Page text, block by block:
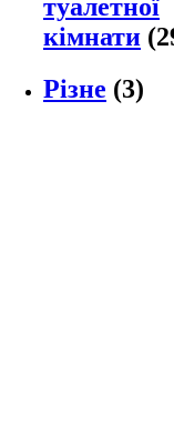
туалетної
кімнати
Різне (3)